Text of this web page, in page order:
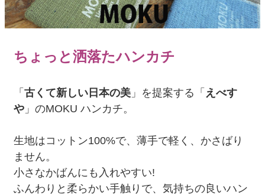
ちょっと洒落たハンカチ
「 古くて新しい日本の美 」を提案する「 えべす
や 」のMOKU ハンカチ。
生地はコットン100%で、薄手で軽く、かさばり
ません。
小さなかばんにも入れやすい!
ふんわりと柔らかい手触りで、気持ちの良いハン